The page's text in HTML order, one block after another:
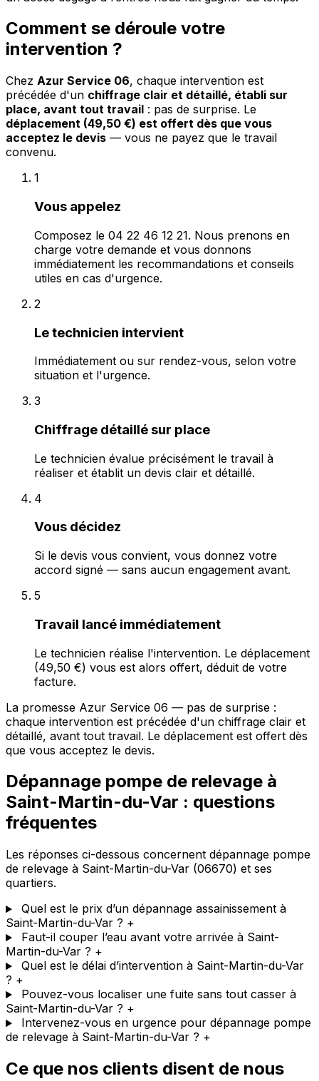
Comment se déroule votre
intervention ?
Chez Azur Service 06, chaque intervention est
précédée d'un chiffrage clair et détaillé, établi sur
place, avant tout travail : pas de surprise. Le
déplacement (49,50 €) est offert dès que vous
acceptez le devis — vous ne payez que le travail
convenu.
1
Vous appelez
Composez le 04 22 46 12 21. Nous prenons en
charge votre demande et vous donnons
immédiatement les recommandations et conseils
utiles en cas d'urgence.
2
Le technicien intervient
Immédiatement ou sur rendez-vous, selon votre
situation et l'urgence.
3
Chiffrage détaillé sur place
Le technicien évalue précisément le travail à
réaliser et établit un devis clair et détaillé.
4
Vous décidez
Si le devis vous convient, vous donnez votre
accord signé — sans aucun engagement avant.
5
Travail lancé immédiatement
Le technicien réalise l'intervention. Le déplacement
(49,50 €) vous est alors offert, déduit de votre
facture.
La promesse Azur Service 06 — pas de surprise :
chaque intervention est précédée d'un chiffrage clair et
détaillé, avant tout travail. Le déplacement est offert dès
que vous acceptez le devis.
Dépannage pompe de relevage à
Saint-Martin-du-Var : questions
fréquentes
Les réponses ci-dessous concernent dépannage pompe
de relevage à Saint-Martin-du-Var (06670) et ses
quartiers.
Quel est le prix d’un dépannage assainissement à
Saint-Martin-du-Var ? +
Faut-il couper l’eau avant votre arrivée à Saint-
Martin-du-Var ? +
Quel est le délai d’intervention à Saint-Martin-du-Var
? +
Pouvez-vous localiser une fuite sans tout casser à
Saint-Martin-du-Var ? +
Intervenez-vous en urgence pour dépannage pompe
de relevage à Saint-Martin-du-Var ? +
Ce que nos clients disent de nous